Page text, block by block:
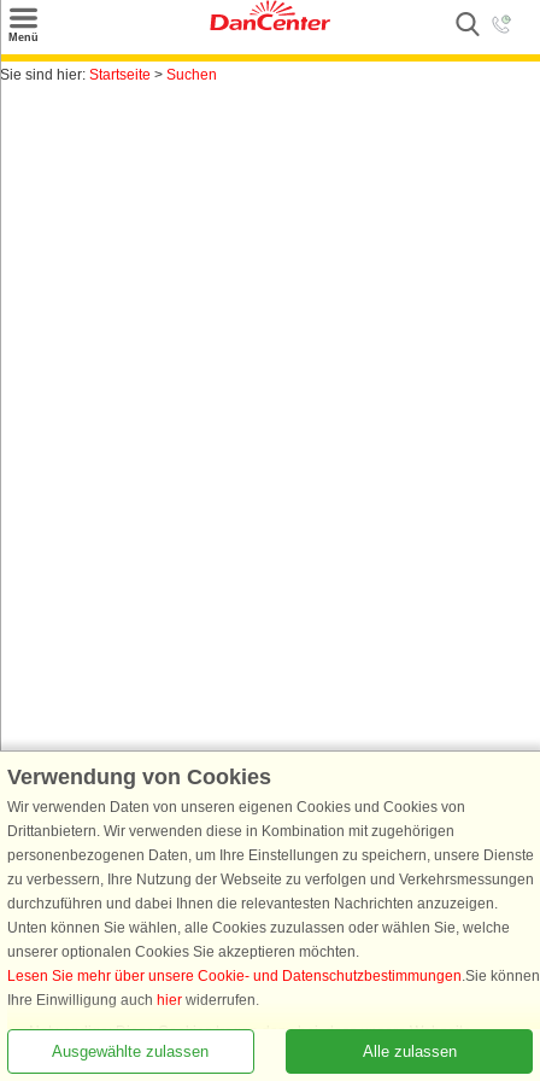
Rufen Sie an, um zu buchen
Menü
Suchen
Sie sind hier: Startseite > Suchen
Verwendung von Cookies
Wir verwenden Daten von unseren eigenen Cookies und Cookies von
Drittanbietern. Wir verwenden diese in Kombination mit zugehörigen
personenbezogenen Daten, um Ihre Einstellungen zu speichern, unsere Dienste
zu verbessern, Ihre Nutzung der Webseite zu verfolgen und Verkehrsmessungen
durchzuführen und dabei Ihnen die relevantesten Nachrichten anzuzeigen.
Unten können Sie wählen, alle Cookies zuzulassen oder wählen Sie, welche
unserer optionalen Cookies Sie akzeptieren möchten.
Lesen Sie mehr über unsere Cookie- und Datenschutzbestimmungen.Sie können
Ihre Einwilligung auch hier widerrufen.
Notwendige: Diese Cookies tragen dazu bei, dass unsere Webseite
funktioniert, indem sie grundlegende Funktionen, wie das Erinnern an die
Alle zulassen
Ausgewählte zulassen